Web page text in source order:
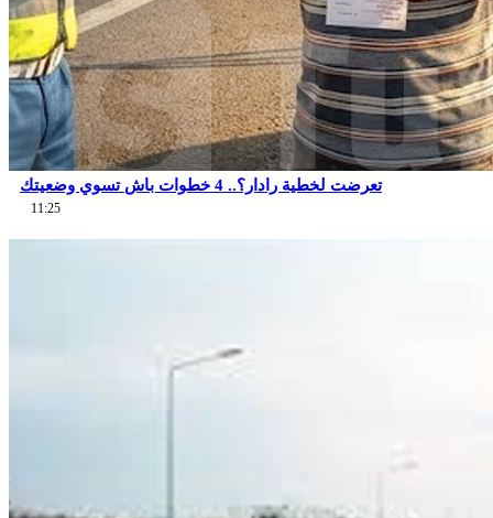
تعرضت لخطية رادار؟.. 4 خطوات باش تسوي وضعيتك
11:25